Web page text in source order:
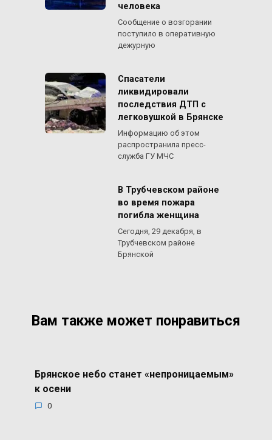
человека
Сообщение о возгорании
поступило в оперативную
дежурную
Спасатели
ликвидировали
последствия ДТП с
легковушкой в Брянске
Информацию об этом
распространила пресс-
служба ГУ МЧС
В Трубчевском районе
во время пожара
погибла женщина
Сегодня, 29 декабря, в
Трубчевском районе
Брянской
Вам также может понравиться
Брянское небо станет «непроницаемым»
к осени
0